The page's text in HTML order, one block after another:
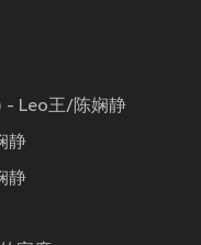
- Leo王/陈娴静
静
静